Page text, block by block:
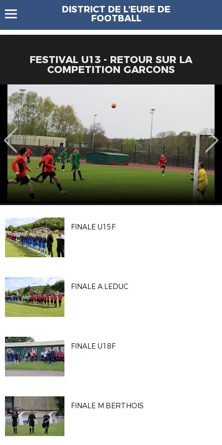
DISTRICT DE L'EURE DE
FOOTBALL
FESTIVAL U13 - RETOUR SUR LA
COMPETITION GARCONS
FINALE U15F
FINALE A.LEDUC
FINALE U18F
FINALE M.BERTHOIS